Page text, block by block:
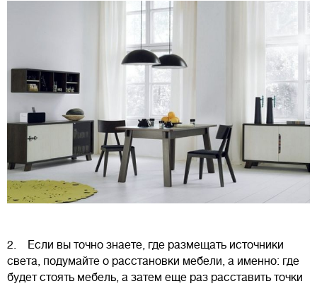
2. Если вы точно знаете, где размещать источники
света, подумайте о расстановки мебели, а именно: где
будет стоять мебель, а затем еще раз расставить точки